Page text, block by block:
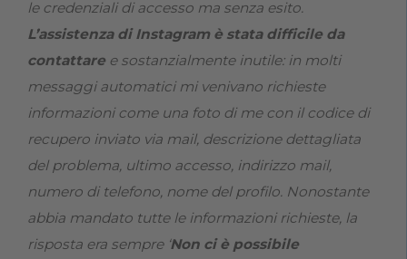
le credenziali di accesso ma senza esito.
L’assistenza di Instagram è stata difficile da
contattare e sostanzialmente inutile: in molti
messaggi automatici mi venivano richieste
informazioni come una foto di me con il codice di
recupero inviato via mail, descrizione dettagliata
del problema, ultimo accesso, indirizzo mail,
numero di telefono, nome del profilo. Nonostante
abbia mandato tutte le informazioni richieste, la
risposta era sempre ‘ Non ci è possibile